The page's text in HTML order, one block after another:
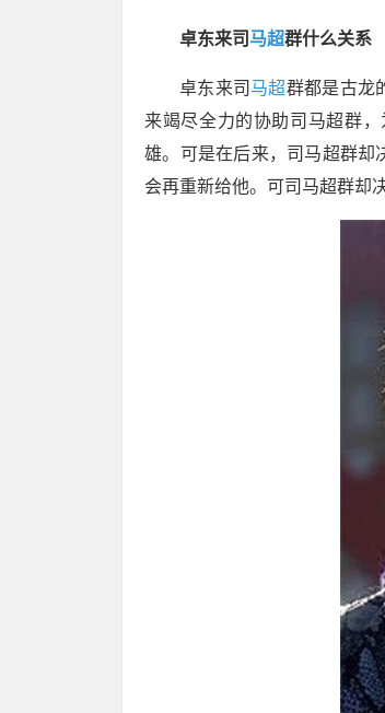
卓东来司 马超群什么关系
卓东来司 马超群都是古龙
来竭尽全力的协助司马超群
雄。可是在后来，司马超群却
会再重新给他。可司马超群却